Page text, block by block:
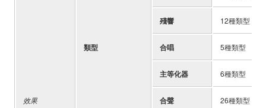
效果
類型
殘響 12種類型
合唱 5種類型
主等化器 6種類型
合聲 26種類型